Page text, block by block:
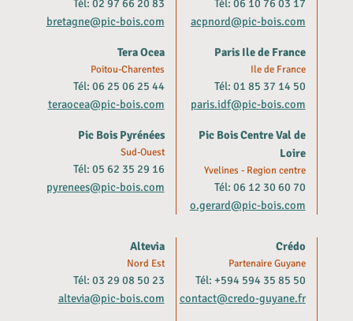
Tél: 02 97 66 20 83
bretagne@pic-bois.com
Tera Ocea
Poitou-Charentes
Tél: 06 25 06 25 44
teraocea@pic-bois.com
Pic Bois Pyrénées
Sud-Ouest
Tél: 05 62 35 29 16
pyrenees@pic-bois.com
Tél: 06 10 76 03 17
acpnord@pic-bois.com
Paris Ile de France
Ile de France
Tél: 01 85 37 14 50
paris.idf@pic-bois.com
Pic Bois Centre Val de
Loire
Yvelines - Region centre
Tél: 06 12 30 60 70
o.gerard@pic-bois.com
Altevia
Nord Est
Tél: 03 29 08 50 23
altevia@pic-bois.com
Crédo
Partenaire Guyane
Tél: +594 594 35 85 50
contact@credo-guyane.fr